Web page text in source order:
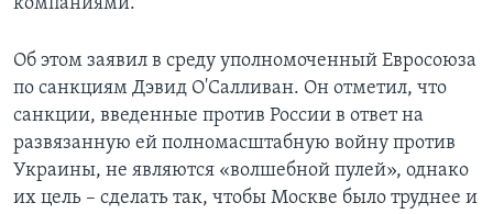
компаниями.
Об этом заявил в среду уполномоченный Евросоюза
по санкциям Дэвид О'Салливан. Он отметил, что
санкции, введенные против России в ответ на
развязанную ей полномасштабную войну против
Украины, не являются «волшебной пулей», однако
их цель – сделать так, чтобы Москве было труднее и